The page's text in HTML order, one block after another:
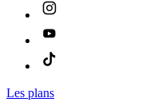
Les plans